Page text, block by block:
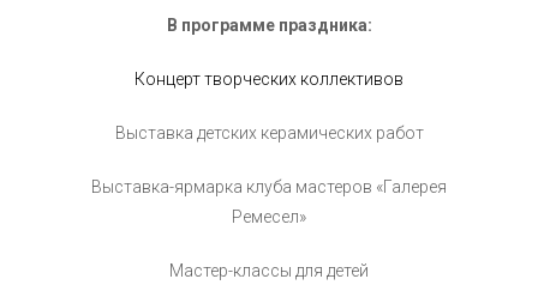
В программе праздника:
Концерт творческих коллективов
Выставка детских керамических работ
Выставка-ярмарка клуба мастеров «Галерея
Ремесел»
Мастер-классы для детей